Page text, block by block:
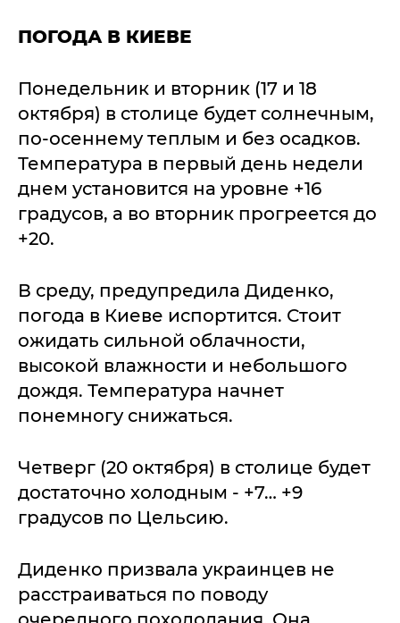
ПОГОДА В КИЕВЕ
Понедельник и вторник (17 и 18
октября) в столице будет солнечным,
по-осеннему теплым и без осадков.
Температура в первый день недели
днем установится на уровне +16
градусов, а во вторник прогреется до
+20.
В среду, предупредила Диденко,
погода в Киеве испортится. Стоит
ожидать сильной облачности,
высокой влажности и небольшого
дождя. Температура начнет
понемногу снижаться.
Четверг (20 октября) в столице будет
достаточно холодным - +7… +9
градусов по Цельсию.
Диденко призвала украинцев не
расстраиваться по поводу